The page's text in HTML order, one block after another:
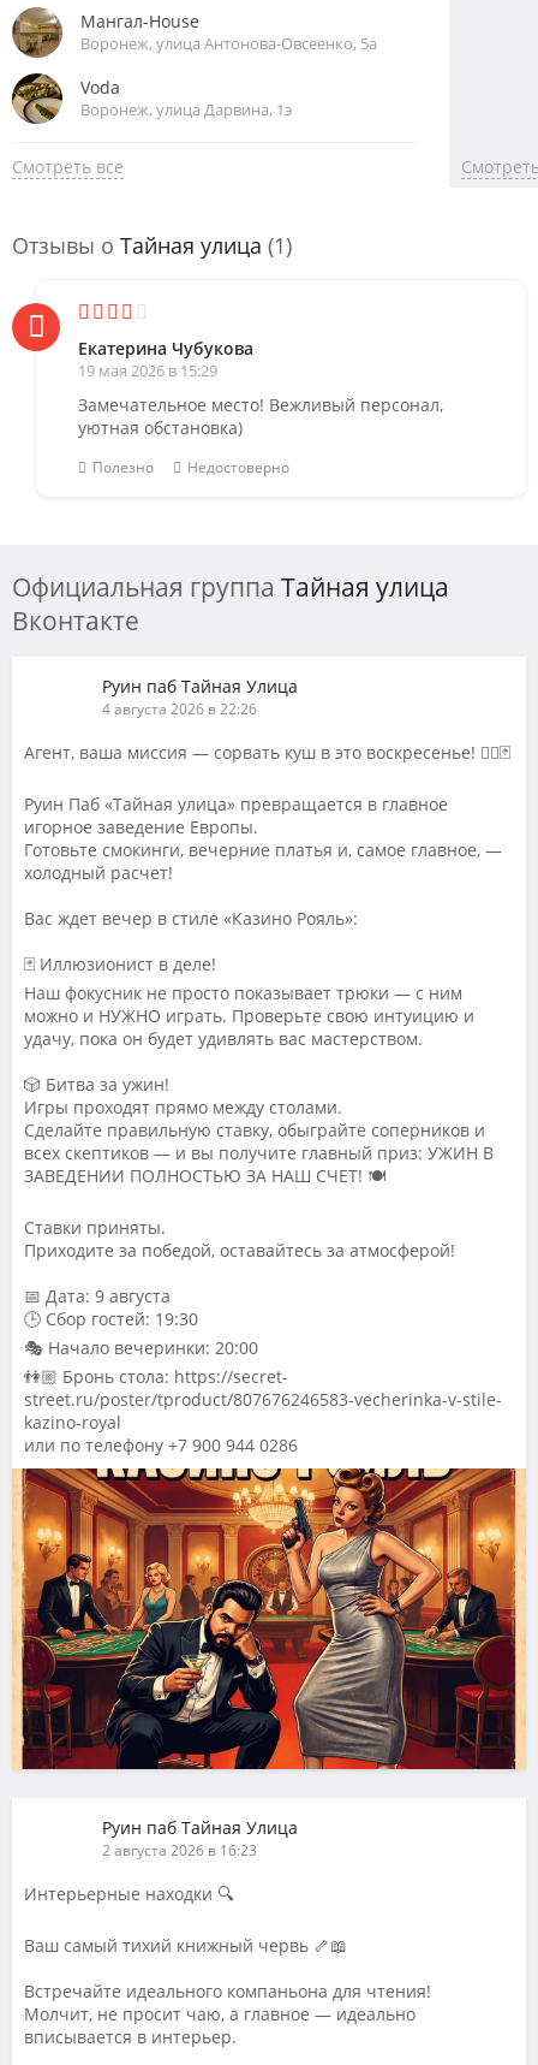
Мангал-House
Воронеж, улица Антонова-Овсеенко, 5а
Voda
Воронеж, улица Дарвина, 1э
Смотреть все
Отзывы о Тайная улица (1)
Екатерина Чубукова
19 мая 2026 в 15:29
Замечательное место! Вежливый персонал,
уютная обстановка)
Полезно Недостоверно
Официальная группа Тайная улица
Вконтакте
Руин паб Тайная Улица
4 августа 2026 в 22:26
Агент, ваша миссия — сорвать куш в это воскресенье! 🕵️‍♂️🃏
Руин Паб «Тайная улица» превращается в главное
игорное заведение Европы.
Готовьте смокинги, вечерние платья и, самое главное, —
холодный расчет!
Вас ждет вечер в стиле «Казино Рояль»:
🃏 Иллюзионист в деле!
Наш фокусник не просто показывает трюки — с ним
можно и НУЖНО играть. Проверьте свою интуицию и
удачу, пока он будет удивлять вас мастерством.
🎲 Битва за ужин!
Игры проходят прямо между столами.
Сделайте правильную ставку, обыграйте соперников и
всех скептиков — и вы получите главный приз: УЖИН В
ЗАВЕДЕНИИ ПОЛНОСТЬЮ ЗА НАШ СЧЕТ! 🍽️
Ставки приняты.
Приходите за победой, оставайтесь за атмосферой!
📅 Дата: 9 августа
🕒 Сбор гостей: 19:30
🎭 Начало вечеринки: 20:00
👫🏼 Бронь стола: https://secret-
street.ru/poster/tproduct/807676246583-vecherinka-v-stile-
kazino-royal
или по телефону +7 900 944 0286
Руин паб Тайная Улица
2 августа 2026 в 16:23
Интерьерные находки 🔍
Ваш самый тихий книжный червь 🦴📖
Встречайте идеального компаньона для чтения!
Молчит, не просит чаю, а главное — идеально
вписывается в интерьер.